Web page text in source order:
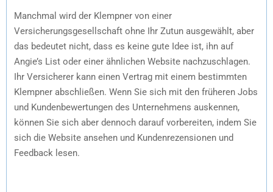
Manchmal wird der Klempner von einer
Versicherungsgesellschaft ohne Ihr Zutun ausgewählt, aber
das bedeutet nicht, dass es keine gute Idee ist, ihn auf
Angie’s List oder einer ähnlichen Website nachzuschlagen.
Ihr Versicherer kann einen Vertrag mit einem bestimmten
Klempner abschließen. Wenn Sie sich mit den früheren Jobs
und Kundenbewertungen des Unternehmens auskennen,
können Sie sich aber dennoch darauf vorbereiten, indem Sie
sich die Website ansehen und Kundenrezensionen und
Feedback lesen.